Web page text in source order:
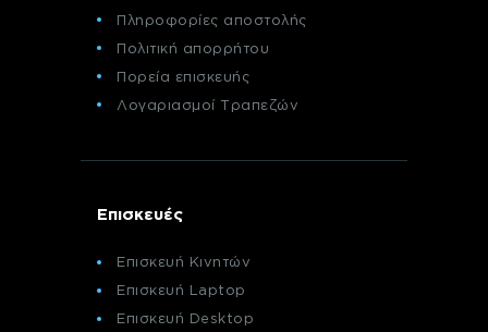
Πληροφορίες αποστολής
Πολιτική απορρήτου
Πορεία επισκευής
Λογαριασμοί Τραπεζών
Επισκευές
Επισκευή Κινητών
Επισκευή Laptop
Επισκευή Desktop